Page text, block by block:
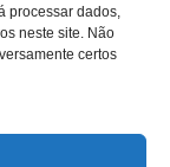
processar dados,
neste site. Não
certos